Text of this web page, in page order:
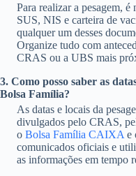
Para realizar a pesagem,
SUS, NIS e carteira de
qualquer um desses
Organize tudo com
CRAS ou a UBS mais
3. Como posso saber as
Bolsa Família?
As datas e locais da
divulgados pelo CRAS,
o Bolsa Família CAIXA e
comunicados oficiais e
as informações em tempo